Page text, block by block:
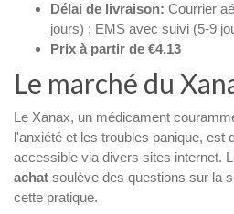
Délai de livraison: Courrier
jours) ; EMS avec suivi (5-9
Prix à partir de €4.13
Le marché du
Le Xanax, un médicament
l'anxiété et les troubles panique, est
accessible via divers sites internet.
achat soulève des questions sur la
cette pratique.